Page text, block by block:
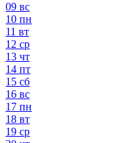
09 вс
10 пн
11 вт
12 ср
13 чт
14 пт
15 сб
16 вс
17 пн
18 вт
19 ср